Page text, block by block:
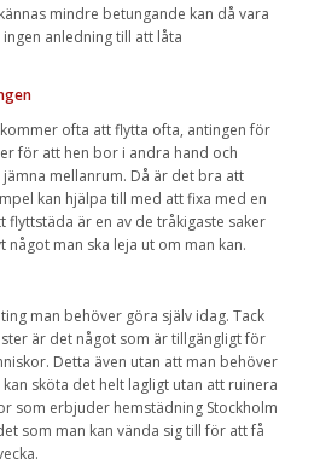
mindre betungande kan då vara
anledning till att låta
ofta att flytta ofta, antingen för
för att hen bor i andra hand och
mellanrum. Då är det bra att
kan hjälpa till med att fixa med en
flyttstäda är en av de tråkigaste saker
något man ska leja ut om man kan.
man behöver göra själv idag. Tack
är det något som är tillgängligt för
Detta även utan att man behöver
sköta det helt lagligt utan att ruinera
som erbjuder hemstädning Stockholm
som man kan vända sig till för att få